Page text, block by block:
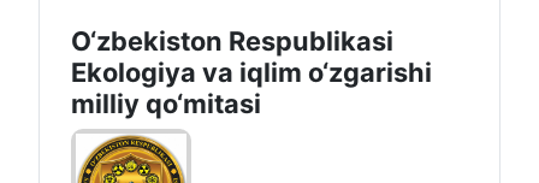
O‘zbekiston Respublikasi
Ekologiya va iqlim o‘zgarishi
milliy qo‘mitasi